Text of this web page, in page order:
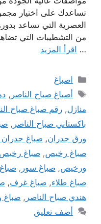
تساعدك على اختيار
العصرية التي تساعد
من التشطيبات التي
… اقرأ المزيد
التصنيفات
اصباغ
الوسوم
أصباغ صباح الناصر ,
منازل, رقم صباغ صباح
باكستاني صباح الناصر ,
ورق جدران, صباغ جدران
صباغ رخيص, صباغ رخيص
ورخيص, صباغ سور ,
صباغ طلاء, صباغ غرف,
هندي صباح الناصر , صباغ
أضف تعليق